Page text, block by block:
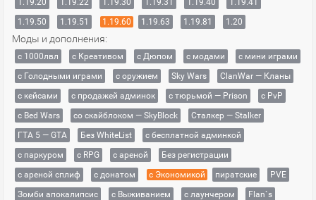
1.19.20
1.19.22 1.19.30 1.19.31 1.19.40
1.19.41
1.19.50
1.19.51 1.19.60 1.19.63 1.19.81 1.20
Моды и дополнения:
с 1000лвл c Креативом с Дюпом с модами
с мини играми
с Голодными играми
с оружием Sky Wars
ClanWar — Кланы
с кейсами
с продажей админок с тюрьмой — Prison
с PvP
с Bed Wars
со скайблоком — SkyBlock
Сталкер — Stalker
ГТА 5 — GTA
Без WhiteList
с бесплатной админкой
с паркуром
с RPG с ареной
Без регистрации
с ареной сплиф
с донатом с Экономикой пиратские
PVE
Зомби апокалипсис
с Выживанием с лаунчером
Flan`s